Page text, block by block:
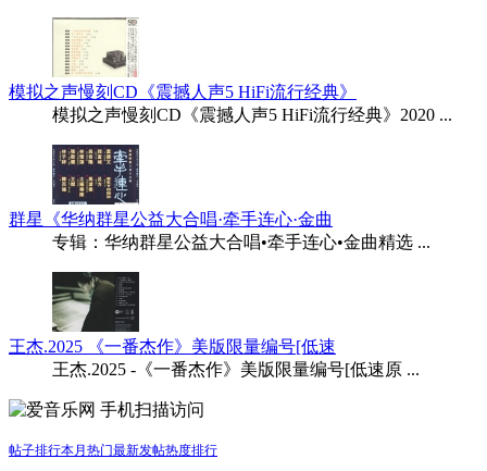
模拟之声慢刻CD《震撼人声5 HiFi流行经典》
模拟之声慢刻CD《震撼人声5 HiFi流行经典》2020 ...
群星《华纳群星公益大合唱·牵手连心·金曲
专辑：华纳群星公益大合唱•牵手连心•金曲精选 ...
王杰.2025 《一番杰作》美版限量编号[低速
王杰.2025 -《一番杰作》美版限量编号[低速原 ...
手机扫描访问
帖子排行本月热门最新发帖热度排行